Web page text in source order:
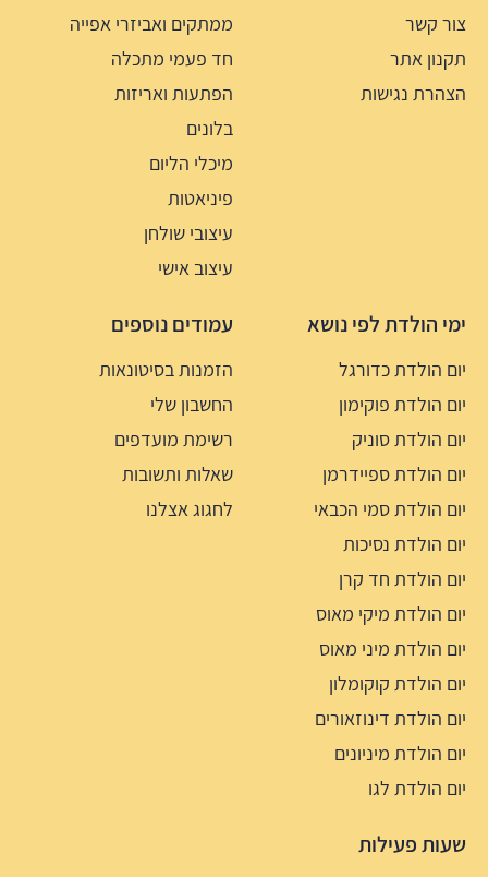
צור קשר
תקנון אתר
הצהרת נגישות
ממתקים ואביזרי אפייה
חד פעמי מתכלה
הפתעות ואריזות
בלונים
מיכלי הליום
פיניאטות
עיצובי שולחן
עיצוב אישי
ימי הולדת לפי נושא
יום הולדת כדורגל
יום הולדת פוקימון
יום הולדת סוניק
יום הולדת ספיידרמן
יום הולדת סמי הכבאי
יום הולדת נסיכות
יום הולדת חד קרן
יום הולדת מיקי מאוס
יום הולדת מיני מאוס
יום הולדת קוקומלון
יום הולדת דינוזאורים
יום הולדת מיניונים
יום הולדת לגו
עמודים נוספים
הזמנות בסיטונאות
החשבון שלי
רשימת מועדפים
שאלות ותשובות
לחגוג אצלנו
שעות פעילות